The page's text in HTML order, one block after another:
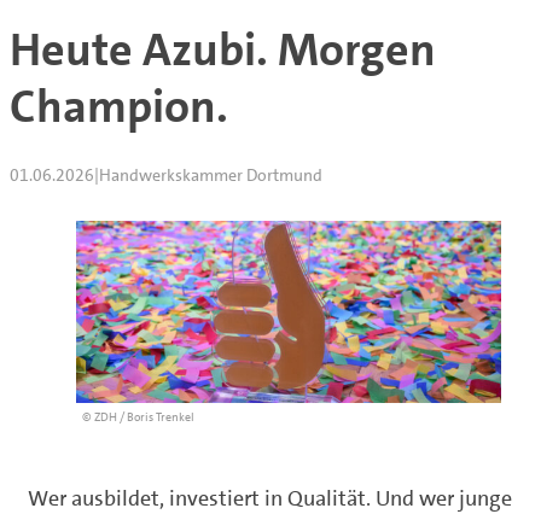
Heute Azubi. Morgen
Champion.
01.06.2026|Handwerkskammer Dortmund
© ZDH / Boris Trenkel
Wer ausbildet, investiert in Qualität. Und wer junge